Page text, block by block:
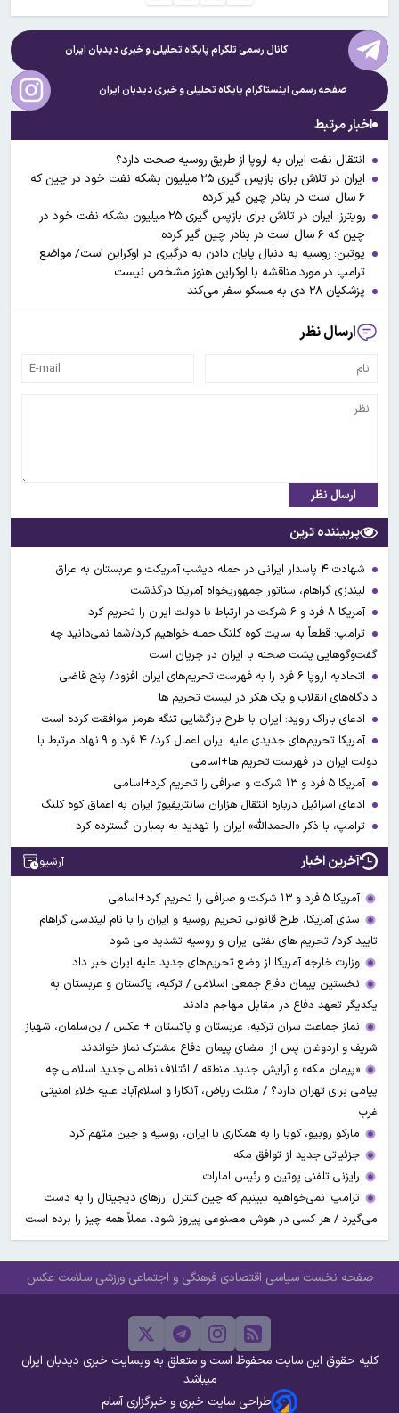
کانال رسمی تلگرام پایگاه تحلیلی و خبریدیدبان ایران
صفحه رسمی اینستاگرام پایگاه تحلیلی و خبریدیدبان ایران
اخبار مرتبط
انتقال نفت ایران به اروپا از طریق روسیه صحت دارد؟
ایران در تلاش برای بازپس گیری ۲۵ میلیون بشکه نفت خود در چین که
۶ سال است در بنادر چین گیر کرده
رویترز: ایران در تلاش برای بازپس گیری ۲۵ میلیون بشکه نفت خود در
چین که ۶ سال است در بنادر چین گیر کرده
پوتین: روسیه به دنبال پایان دادن به درگیری در اوکراین است/ مواضع
ترامپ در مورد مناقشه با اوکراین هنوز مشخص نیست
پزشکیان ۲۸ دی به مسکو سفر می‌کند
ارسال نظر
ارسال نظر
پربیننده ترین
شهادت ۴ پاسدار ایرانی در حمله دیشب آمریکت و عربستان به عراق
لیندزی گراهام، سناتور جمهوریخواه آمریکا درگذشت
آمریکا ۸ فرد و ۶ شرکت در ارتباط با دولت ایران را تحریم کرد
ترامپ: قطعاً به سایت کوه کلنگ حمله خواهیم کرد/شما نمی‌دانید چه
گفت‌وگوهایی پشت صحنه با ایران در جریان است
اتحادیه اروپا ۶ فرد را به فهرست تحریم‌های ایران افزود/ پنج قاضی
دادگاه‌های انقلاب و یک هکر در لیست تحریم ها
ادعای باراک راوید: ایران با طرح بازگشایی تنگه هرمز موافقت کرده است
آمریکا تحریم‌های جدیدی علیه ایران اعمال کرد/ ۴ فرد و ۹ نهاد مرتبط با
دولت ایران در فهرست تحریم ها+اسامی
آمریکا ۵ فرد و ۱۳ شرکت و صرافی را تحریم کرد+اسامی
ادعای اسرائیل درباره انتقال هزاران سانتریفیوژ ایران به اعماق کوه کلنگ
ترامپ، با ذکر «الحمدالله» ایران را تهدید به بمباران گسترده کرد
آخرین اخبار آرشیو
آمریکا ۵ فرد و ۱۳ شرکت و صرافی را تحریم کرد+اسامی
سنای آمریکا، طرح قانونی تحریم روسیه و ایران را با نام لیندسی گراهام
تایید کرد/ تحریم های نفتی ایران و روسیه تشدید می شود
وزارت خارجه آمریکا از وضع تحریم‌های جدید علیه ایران خبر داد
نخستین پیمان دفاع جمعی اسلامی / ترکیه، پاکستان و عربستان به
یکدیگر تعهد دفاع در مقابل مهاجم دادند
نماز جماعت سران ترکیه، عربستان و پاکستان + عکس / بن‌سلمان، شهباز
شریف و اردوغان پس از امضای پیمان دفاع مشترک نماز خواندند
«پیمان مکه» و آرایش جدید منطقه / ائتلاف نظامی جدید اسلامی چه
پیامی برای تهران دارد؟ / مثلث ریاض، آنکارا و اسلام‌آباد علیه خلاء امنیتی
غرب
مارکو روبیو، کوبا را به همکاری با ایران، روسیه و چین متهم کرد
جزئیاتی جدید از توافق مکه
رایزنی تلفنی پوتین و رئیس امارات
ترامپ: نمی‌خواهیم ببینیم که چین کنترل ارز‌های دیجیتال را به دست
می‌گیرد / هر کسی در هوش مصنوعی پیروز شود، عملاً همه چیز را برده است
صفحه نخست سیاسی اقتصادی فرهنگی و اجتماعی ورزشی سلامت عکس
کلیه حقوق این سایت محفوظ است و متعلق به وبسایت خبری دیدبان ایران
میباشد
طراحی سایت خبری و خبرگزاری آسام